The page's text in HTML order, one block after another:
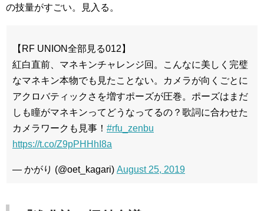
の技量がすごい。見入る。
【RF UNION全部見る012】
紅白直前、マネキンチャレンジ回。こんなに美しく完璧
なマネキン本物でも見たことない。カメラが向くごとに
アクロバティックさを増すポーズが圧巻。ポーズはまだ
しも瞳がマネキンってどうなってるの？歌詞に合わせた
カメラワークも見事！ #rfu_zenbu
https://t.co/Z9pPHHhI8a
— かがり (@oet_kagari) August 25, 2019